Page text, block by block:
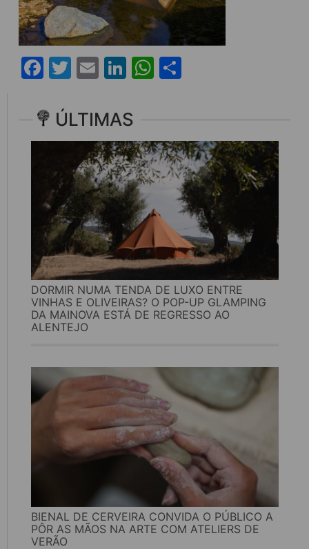
Facebook
Twitter
EmailLinkedIn
WhatsApp
ÚLTIMAS
DORMIR NUMA TENDA DE LUXO ENTRE
VINHAS E OLIVEIRAS? O POP-UP GLAMPING
DA MAINOVA ESTÁ DE REGRESSO AO
ALENTEJO
BIENAL DE CERVEIRA CONVIDA O PÚBLICO A
PÔR AS MÃOS NA ARTE COM ATELIERS DE
VERÃO